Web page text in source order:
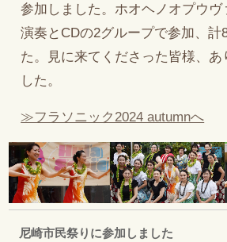
参加しました。ホオヘノオプウヴ
演奏とCDの2グループで参加、計
た。見に来てくださった皆様、あ
した。
≫フラソニック2024 autumnへ
尼崎市民祭りに参加しました